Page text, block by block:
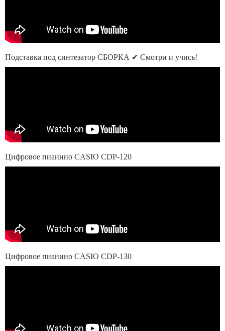
Подставка под синтезатор СБОРКА ✔ Смотри и учись!
Цифровое пианино CASIO CDP-120
Цифровое пианино CASIO CDP-130